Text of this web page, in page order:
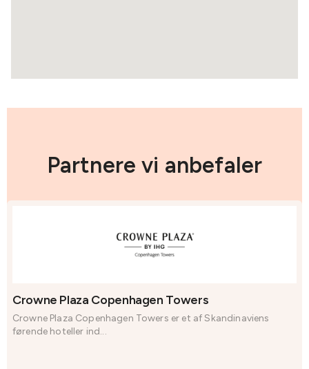
Partnere vi anbefaler
Crowne Plaza Copenhagen Towers
Crowne Plaza Copenhagen Towers er et af Skandinaviens
førende hoteller ind...